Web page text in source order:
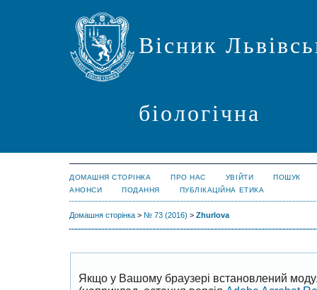
Вісник
біологічна
ДОМАШНЯ СТОРІНКА ПРО НАС УВІЙТИ
ПОШУК
АНОНСИ
ПОДАННЯ ПУБЛІКАЦІЙНА ЕТИКА
Домашня сторінка > № 73 (2016) > Zhurlova
Якщо у Вашому браузері встановлений